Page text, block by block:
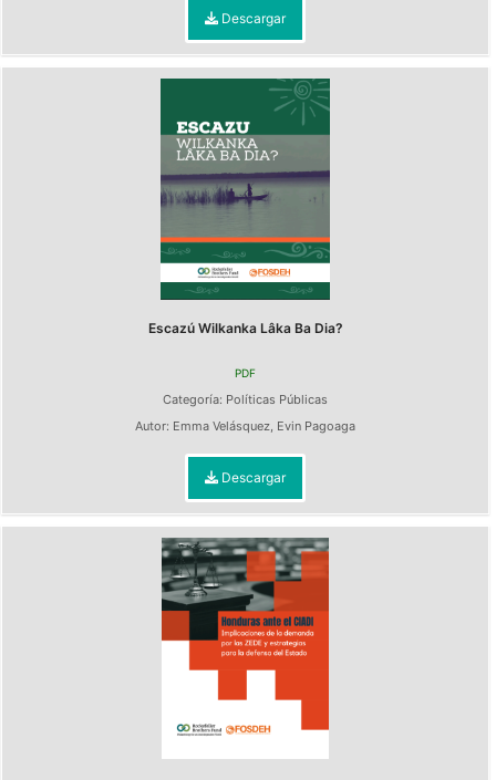
Descargar
Escazú Wilkanka Lâka Ba Dia?
PDF
Categoría: Políticas Públicas
Autor: Emma Velásquez, Evin Pagoaga
Descargar